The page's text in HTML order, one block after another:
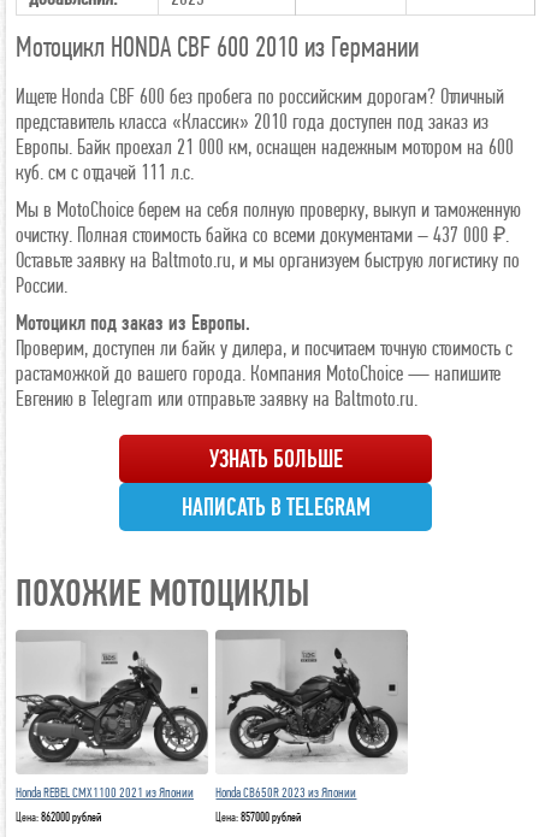
Мотоцикл HONDA CBF 600 2010 из Германии
Ищете Honda CBF 600 без пробега по российским дорогам? Отличный
представитель класса «Классик» 2010 года доступен под заказ из
Европы. Байк проехал 21 000 км, оснащен надежным мотором на 600
куб. см с отдачей 111 л.с.
Мы в MotoChoice берем на себя полную проверку, выкуп и таможенную
очистку. Полная стоимость байка со всеми документами – 437 000 ₽.
Оставьте заявку на Baltmoto.ru, и мы организуем быструю логистику по
России.
Мотоцикл под заказ из Европы.
Проверим, доступен ли байк у дилера, и посчитаем точную стоимость с
растаможкой до вашего города. Компания MotoChoice — напишите
Евгению в Telegram или отправьте заявку на Baltmoto.ru.
УЗНАТЬ БОЛЬШЕ
НАПИСАТЬ В TELEGRAM
ПОХОЖИЕ МОТОЦИКЛЫ
Honda REBEL CMX1100 2021 из Японии
Цена:862000 рублей
Honda CB650R 2023 из Японии
Цена:857000 рублей